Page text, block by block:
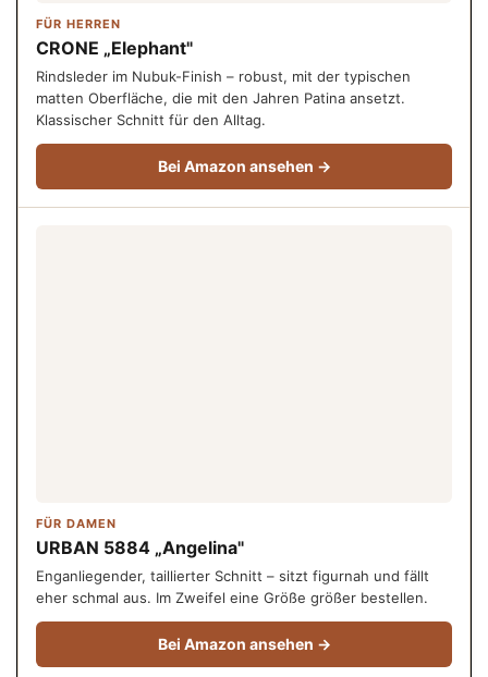
FÜR HERREN
CRONE „Elephant"
Rindsleder im Nubuk-Finish – robust, mit der typischen
matten Oberfläche, die mit den Jahren Patina ansetzt.
Klassischer Schnitt für den Alltag.
Bei Amazon ansehen →
FÜR DAMEN
URBAN 5884 „Angelina"
Enganliegender, taillierter Schnitt – sitzt figurnah und fällt
eher schmal aus. Im Zweifel eine Größe größer bestellen.
Bei Amazon ansehen →